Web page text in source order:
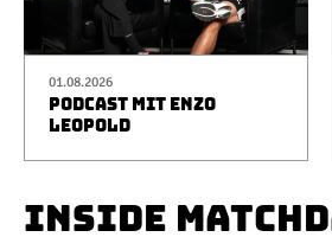
01.08.2026
PODCAST MIT ENZO
LEOPOLD
INSIDE